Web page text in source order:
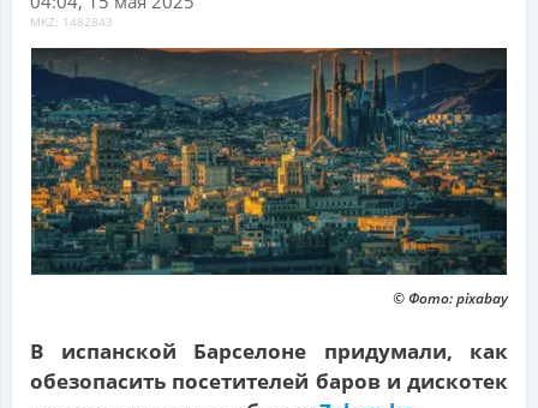
MKZ: 1482843
© Фото: pixabay
В испанской Барселоне придумали, как
обезопасить посетителей баров и дискотек